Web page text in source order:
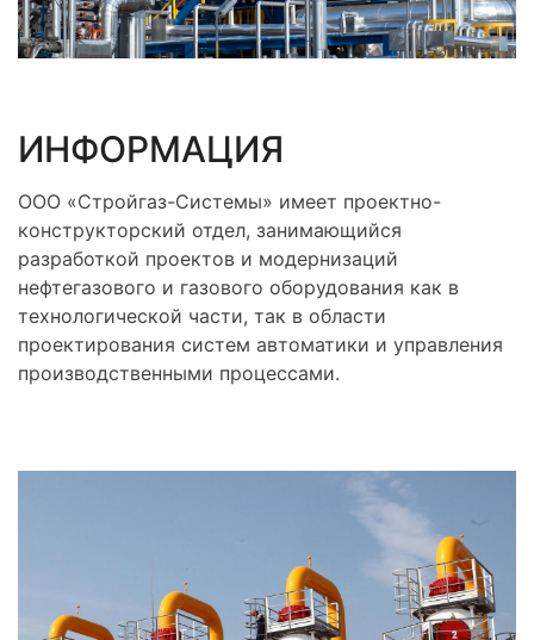
ИНФОРМАЦИЯ
ООО «Стройгаз-Системы» имеет проектно-
конструкторский отдел, занимающийся
разработкой проектов и модернизаций
нефтегазового и газового оборудования как в
технологической части, так в области
проектирования систем автоматики и управления
производственными процессами.